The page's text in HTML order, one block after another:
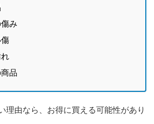
み
品
理由なら、お得に買える可能性があり